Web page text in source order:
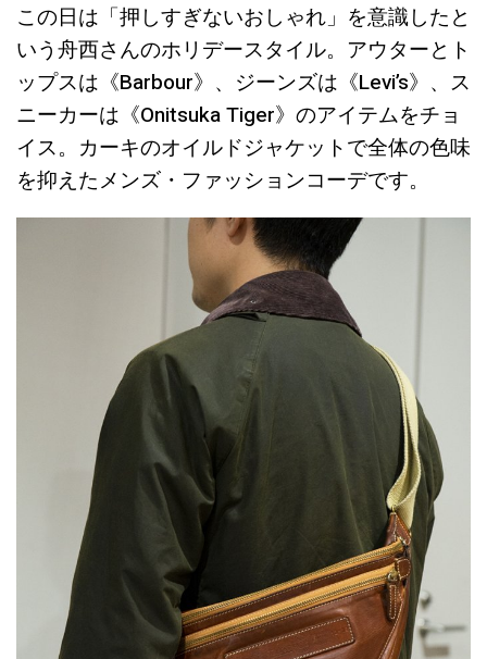
この日は「押しすぎないおしゃれ」を意識したと
いう舟西さんのホリデースタイル。アウターとト
ップスは《Barbour》、ジーンズは《Levi’s》、ス
ニーカーは《Onitsuka Tiger》のアイテムをチョ
イス。カーキのオイルドジャケットで全体の色味
を抑えたメンズ・ファッションコーデです。